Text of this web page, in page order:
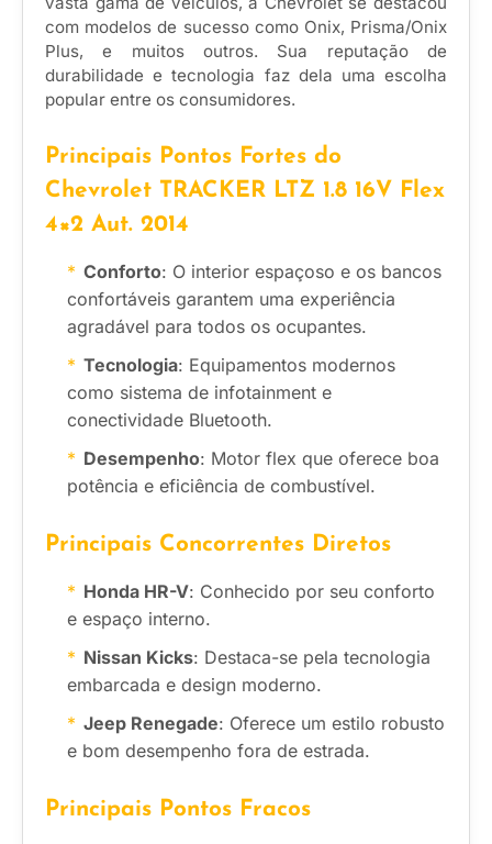
com modelos de sucesso como Onix, Prisma/Onix
Plus, e muitos outros. Sua reputação de
durabilidade e tecnologia faz dela uma escolha
popular entre os consumidores.
Principais Pontos Fortes do
Chevrolet TRACKER LTZ 1.8 16V Flex
4×2 Aut. 2014
Conforto: O interior espaçoso e os bancos
confortáveis garantem uma experiência
agradável para todos os ocupantes.
Tecnologia: Equipamentos modernos
como sistema de infotainment e
conectividade Bluetooth.
Desempenho: Motor flex que oferece boa
potência e eficiência de combustível.
Principais Concorrentes Diretos
Honda HR-V: Conhecido por seu conforto
e espaço interno.
Nissan Kicks: Destaca-se pela tecnologia
embarcada e design moderno.
Jeep Renegade: Oferece um estilo robusto
e bom desempenho fora de estrada.
Principais Pontos Fracos